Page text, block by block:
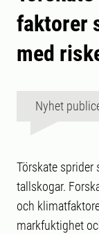
faktorer
med
Nyhet
Törskate sprider
tallskogar.
och
markfuktighet